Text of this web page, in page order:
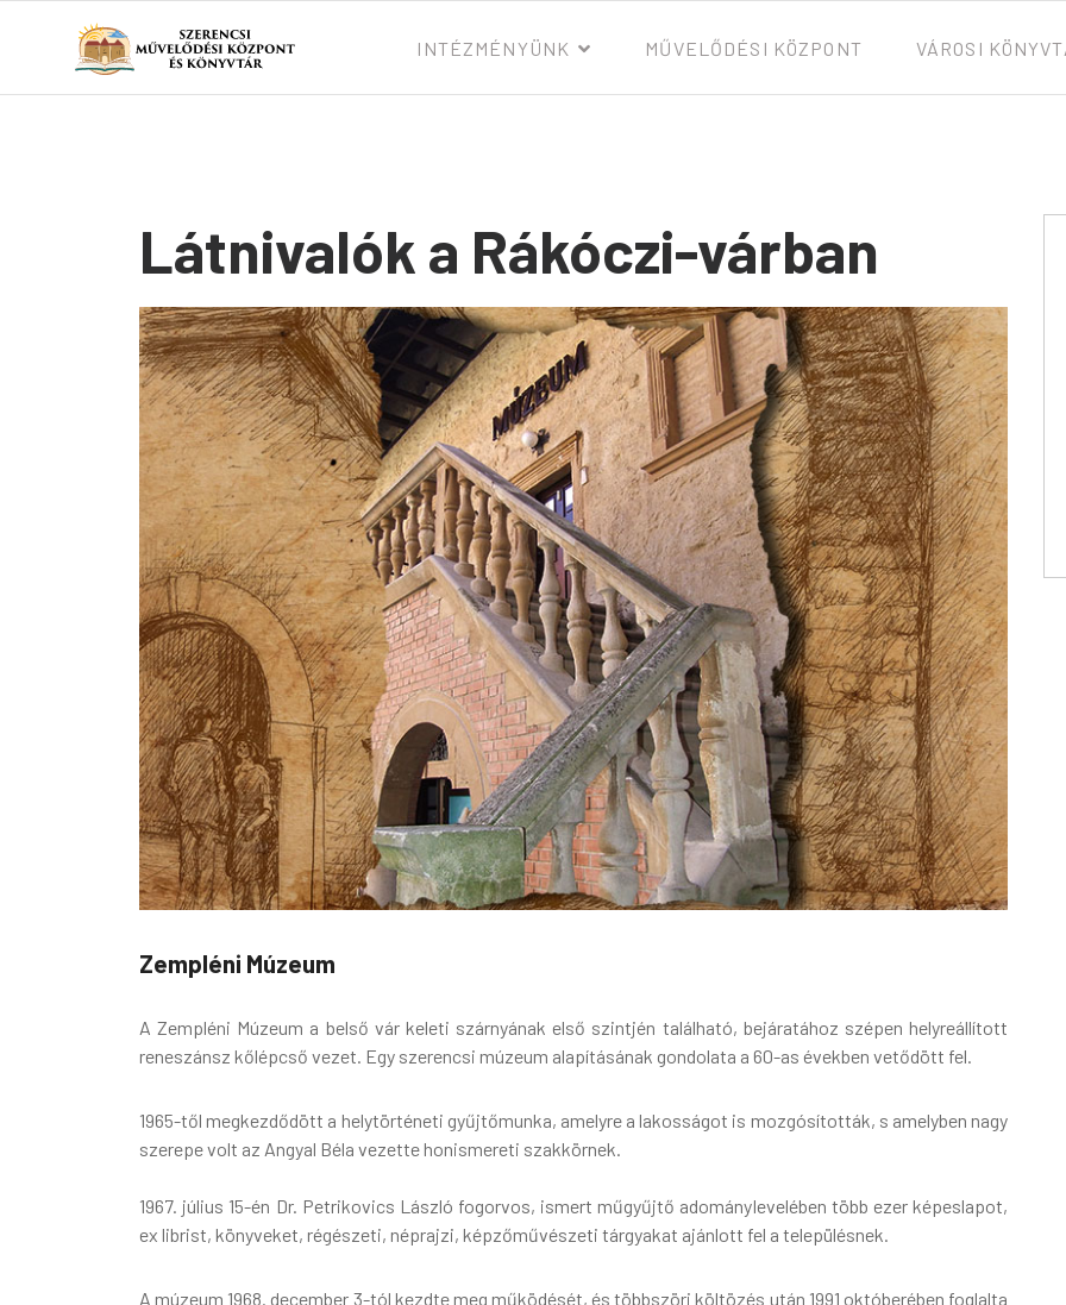
INTÉZMÉNYÜNK MŰVELŐDÉSI KÖZPONT VÁROSI
Látnivalók a Rákóczi-várban
Zempléni Múzeum
A Zempléni Múzeum a belső vár keleti szárnyának első szintjén található, bejáratához szépen helyreállított
reneszánsz kőlépcső vezet. Egy szerencsi múzeum alapításának gondolata a 60-as években vetődött fel.
1965-től megkezdődött a helytörténeti gyűjtőmunka, amelyre a lakosságot is mozgósították, s amelyben nagy
szerepe volt az Angyal Béla vezette honismereti szakkörnek.
1967. július 15-én Dr. Petrikovics László fogorvos, ismert műgyűjtő adománylevelében több ezer képeslapot,
ex librist, könyveket, régészeti, néprajzi, képzőművészeti tárgyakat ajánlott fel a településnek.
A múzeum 1968. december 3-tól kezdte meg működését, és többszöri költözés után 1991 októberében foglalta